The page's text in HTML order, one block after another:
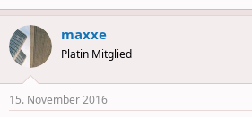
maxxe
Platin Mitglied
15. November 2016